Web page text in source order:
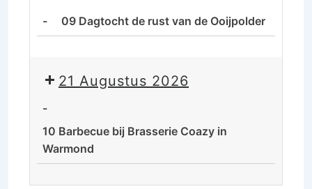
Park
golf
- 09 Dagtocht de rust van de Ooijpolder
de
de
Ooijpolder
21 Augustus 2026
-
10 Barbecue bij Brasserie Coazy in
Warmond